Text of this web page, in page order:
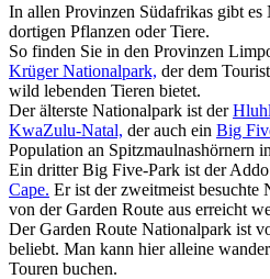
In allen Provinzen Südafrikas gibt
dortigen Pflanzen oder Tiere.
So finden Sie in den Provinzen
Krüger Nationalpark, der dem
wild lebenden Tieren bietet.
Der älterste Nationalpark ist der
KwaZulu-Natal, der auch ein Big
Population an Spitzmaulnashörnern
Ein dritter Big Five-Park ist der
Cape. Er ist der zweitmeist besuchte
von der Garden Route aus erreicht
Der Garden Route Nationalpark ist
beliebt. Man kann hier alleine
Touren buchen.